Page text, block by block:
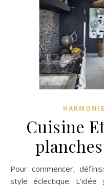
Cuisine
Pour commencer, définissons les grandes lignes de ce
style éclectique.